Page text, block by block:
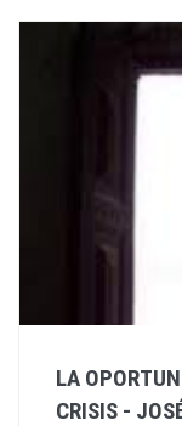
LA
CRISIS -